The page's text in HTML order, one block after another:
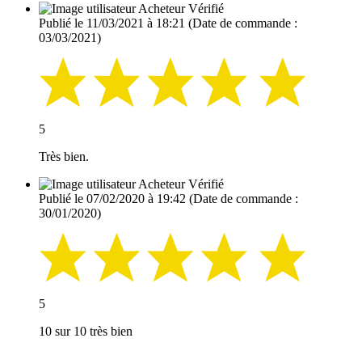
Acheteur Vérifié
Publié le 11/03/2021 à 18:21 (Date de commande :
03/03/2021)
5
Très bien.
Acheteur Vérifié
Publié le 07/02/2020 à 19:42 (Date de commande :
30/01/2020)
5
10 sur 10 très bien